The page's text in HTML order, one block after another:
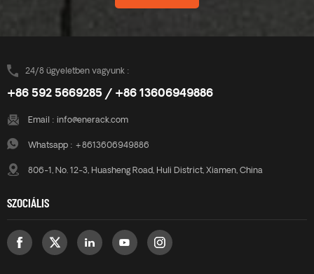
24/8 ügyeletben vagyunk :
+86 592 5669285 / +86 13606949886
Email : info@enerack.com
Whatsapp : +8613606949886
806-1, No. 12-3, Huasheng Road, Huli District, Xiamen, China
SZOCIÁLIS